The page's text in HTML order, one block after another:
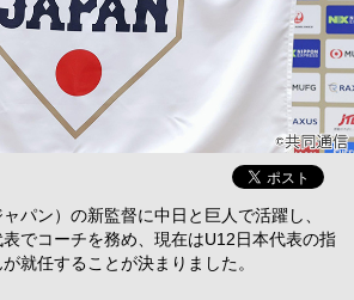
パン）の新監督に中日と巨人で活躍し、
でコーチを務め、現在はU12日本代表の指
就任することが決まりました。